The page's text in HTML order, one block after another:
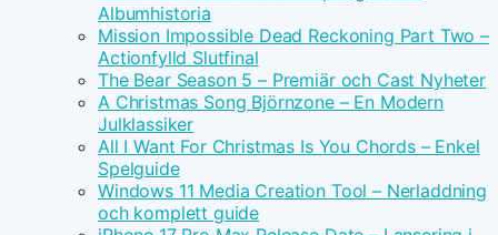
Albumhistoria
Mission Impossible Dead Reckoning Part Two –
Actionfylld Slutfinal
The Bear Season 5 – Premiär och Cast Nyheter
A Christmas Song Björnzone – En Modern
Julklassiker
All I Want For Christmas Is You Chords – Enkel
Spelguide
Windows 11 Media Creation Tool – Nerladdning
och komplett guide